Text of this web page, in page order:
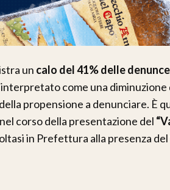
un calo del 41% delle
come una diminuzione
propensione a denunciare. È
nel corso della presentazione del
in Prefettura alla presenza